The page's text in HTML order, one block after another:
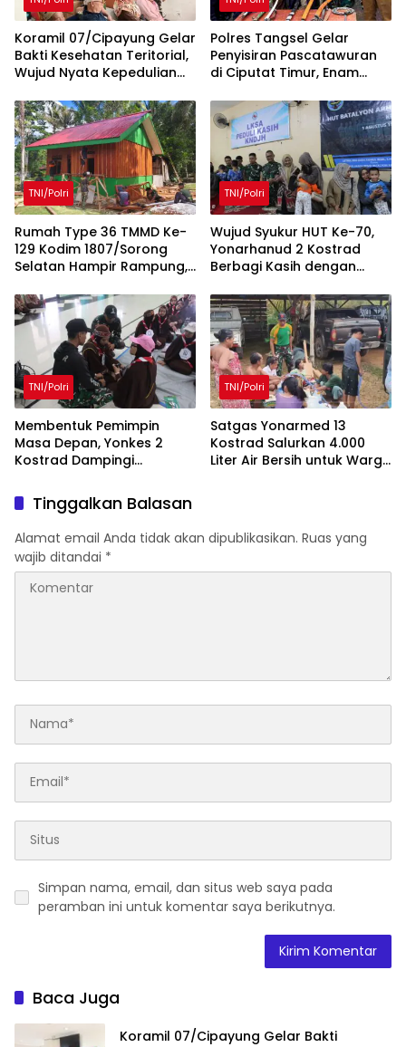
Koramil 07/Cipayung Gelar
Bakti Kesehatan Teritorial,
Wujud Nyata Kepedulian
Masyarakat
Polres Tangsel Gelar
Penyisiran Pascatawuran
di Ciputat Timur, Enam
Senjata Tajam Disita
TNI/Polri
Rumah Type 36 TMMD Ke-
129 Kodim 1807/Sorong
Selatan Hampir Rampung,
TNI Tingkatkan
Kesejahteraan Warga
TNI/Polri
Wujud Syukur HUT Ke-70,
Yonarhanud 2 Kostrad
Berbagi Kasih dengan
Malang
TNI/Polri
Membentuk Pemimpin
Masa Depan, Yonkes 2
Kostrad Dampingi
Rohmah Putri
TNI/Polri
Satgas Yonarmed 13
Kostrad Salurkan 4.000
Liter Air Bersih untuk Warga
Tinggalkan Balasan
Alamat email Anda tidak akan dipublikasikan. Ruas yang
wajib ditandai *
Simpan nama, email, dan situs web saya pada
peramban ini untuk komentar saya berikutnya.
Baca Juga
Koramil 07/Cipayung Gelar Bakti